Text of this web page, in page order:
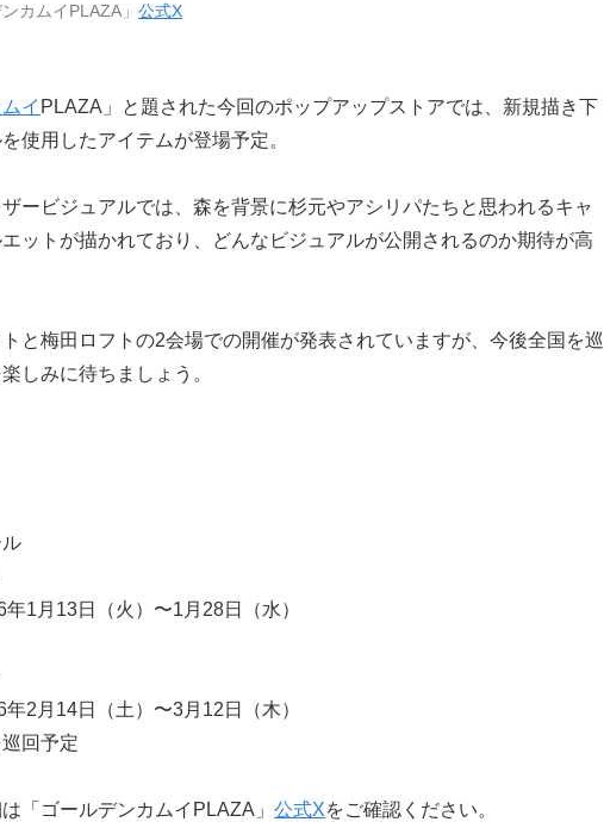
カムイPLAZA」 公式X
イ PLAZA」と題された今回のポップアップストアでは、新規描き下
使用したアイテムが登場予定。
ービジュアルでは、森を背景に杉元やアシリパたちと思われるキャ
ットが描かれており、どんなビジュアルが公開されるのか期待が高
と梅田ロフトの2会場での開催が発表されていますが、今後全国を巡
しみに待ちましょう。
1月13日（火）〜1月28日（水）
2月14日（土）〜3月12日（木）
回予定
「ゴールデンカムイPLAZA」 公式Xをご確認ください。